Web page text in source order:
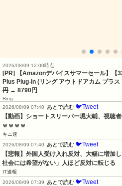
2026/08/09 12:00時点
[PR] 【Amazonデバイスサマーセール】【
Plus Plug-In (リング アウトドアカム プラ
円 → 8790円
Ring
2026/08/09 07:40
あとで読む 🐦Tweet
【動画】ショートスリーパー堀大輔、視聴
ｗｗｗｗ
キニ速
2026/08/09 07:40
あとで読む 🐦Tweet
【悲報】外国人受け入れ反対、大幅に増加
社会には希望がない」人ほど反対に転じる
IT速報
2026/08/09 07:39
あとで読む 🐦Tweet